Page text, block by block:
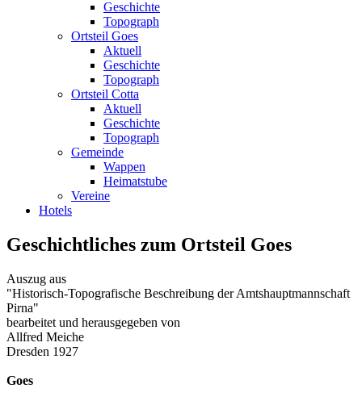
Geschichte
Topograph
Ortsteil Goes
Aktuell
Geschichte
Topograph
Ortsteil Cotta
Aktuell
Geschichte
Topograph
Gemeinde
Wappen
Heimatstube
Vereine
Hotels
Geschichtliches zum Ortsteil Goes
Auszug aus
"Historisch-Topografische Beschreibung der Amtshauptmannschaft
Pirna"
bearbeitet und herausgegeben von
Allfred Meiche
Dresden 1927
Goes